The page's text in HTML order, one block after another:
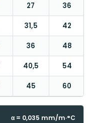
27 36
31,5 42
36 48
40,5 54
45 60
α = 0,035 mm/m·°C